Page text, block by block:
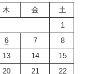
木 金
土
1
6 7
8
13 14
15
20 21
22